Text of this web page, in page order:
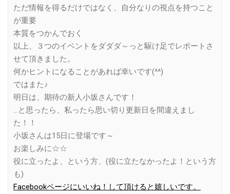
ただ情報を得るだけではなく、自分なりの視点を持つこと
が重要
本質をつかんでおく
以上、３つのイベントをダダダ～っと駆け足でレポートさ
せて頂きました。
何かヒントになることがあれば幸いです(^^)
ではまた♪
明日は、期待の新人小坂さんです！
…と思ったら、私ったら思い切り更新日を間違えまし
た！！
小坂さんは15日に登場です～
お楽しみに☆☆
役に立ったよ、という方、(役に立たなかったよ！という方
も)
Facebookページにいいね！して頂けると嬉しいです。